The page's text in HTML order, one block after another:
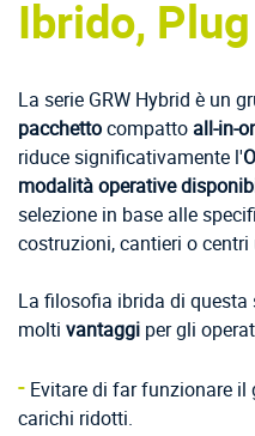
Ibrido,
La serie GRW Hybrid è un
pacchettocompattoall-in-
riduce significativamente l'
modalità operative
selezione in base alle
costruzioni, cantieri o centri
La filosofia ibrida di
molti vantaggi per gli
- Evitare di far funzionare il
carichi ridotti.